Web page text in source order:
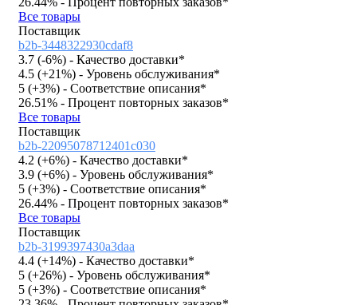
Все товары
Поставщик
b2b-3448322930cdaf8
3.7 (-6%) - Качество доставки*
4.5 (+21%) - Уровень обслуживания*
5 (+3%) - Соответствие описания*
26.51% - Процент повторных заказов*
Все товары
Поставщик
b2b-22095078712401c030
4.2 (+6%) - Качество доставки*
3.9 (+6%) - Уровень обслуживания*
5 (+3%) - Соответствие описания*
26.44% - Процент повторных заказов*
Все товары
Поставщик
b2b-3199397430a3daa
4.4 (+14%) - Качество доставки*
5 (+26%) - Уровень обслуживания*
5 (+3%) - Соответствие описания*